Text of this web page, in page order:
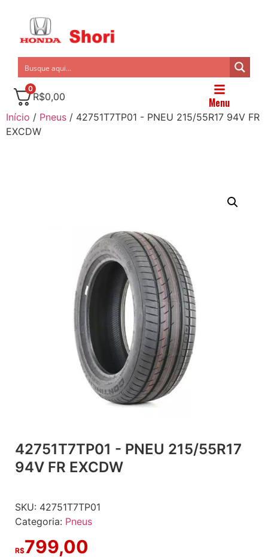
0
R$0,00 Menu
Início / Pneus / 42751T7TP01 - PNEU 215/55R17 94V FR
EXCDW
42751T7TP01 - PNEU 215/55R17
94V FR EXCDW
SKU: 42751T7TP01
Categoria: Pneus
R$799,00